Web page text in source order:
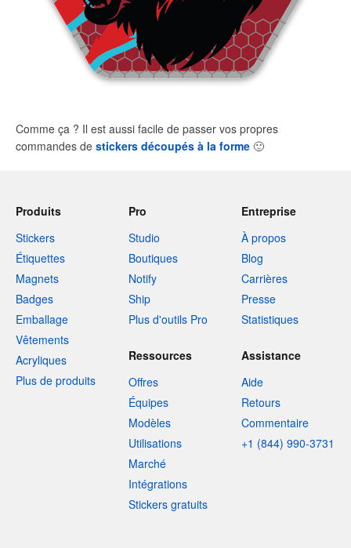
Comme ça ? Il est aussi facile de passer vos propres
commandes de stickers découpés à la forme 🙂
Produits
Stickers
Étiquettes
Magnets
Badges
Emballage
Vêtements
Acryliques
Plus de produits
Pro
Studio
Boutiques
Notify
Ship
Plus d'outils Pro
Entreprise
À propos
Blog
Carrières
Presse
Statistiques
Ressources
Offres
Équipes
Modèles
Utilisations
Marché
Intégrations
Stickers gratuits
Assistance
Aide
Retours
Commentaire
+1 (844) 990-3731